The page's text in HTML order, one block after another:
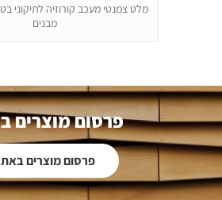
מלט צמנטי מעכב קורוזיה לתיקוני
מבנים
פרסום מוצרים
פרסום מוצרים